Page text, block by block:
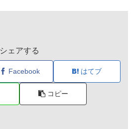
シェアする
Facebook はてブ
コピー